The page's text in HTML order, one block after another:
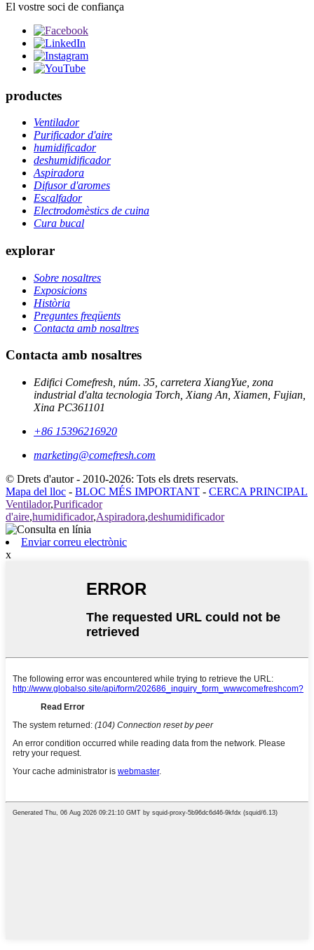
El vostre soci de confiança
productes
Ventilador
Purificador d'aire
humidificador
deshumidificador
Aspiradora
Difusor d'aromes
Escalfador
Electrodomèstics de cuina
Cura bucal
explorar
Sobre nosaltres
Exposicions
Història
Preguntes freqüents
Contacta amb nosaltres
Contacta amb nosaltres
Edifici Comefresh, núm. 35, carretera XiangYue, zona
industrial d'alta tecnologia Torch, Xiang An, Xiamen, Fujian,
Xina PC361101
+86 15396216920
marketing@comefresh.com
© Drets d'autor - 2010-2026: Tots els drets reservats.
Mapa del lloc - BLOC MÉS IMPORTANT - CERCA PRINCIPAL
Ventilador,Purificador
d'aire,humidificador,Aspiradora,deshumidificador
Enviar correu electrònic
x